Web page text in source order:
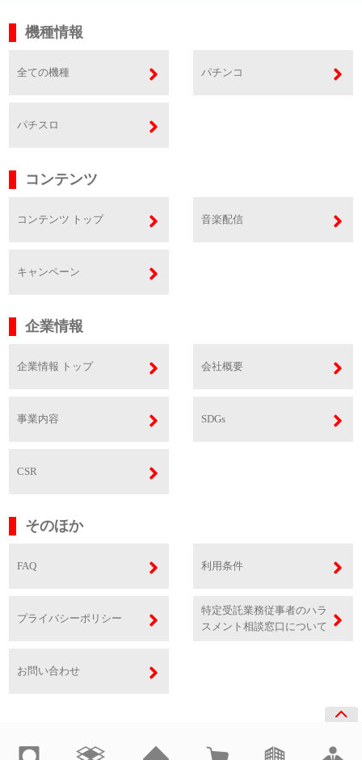
機種情報
全ての機種 パチンコ
パチスロ
コンテンツ
コンテンツ トップ 音楽配信
キャンペーン
企業情報
企業情報 トップ 会社概要
事業内容 SDGs
CSR
そのほか
FAQ 利用条件
プライバシーポリシー
特定受託業務従事者のハラ
スメント相談窓口について
お問い合わせ